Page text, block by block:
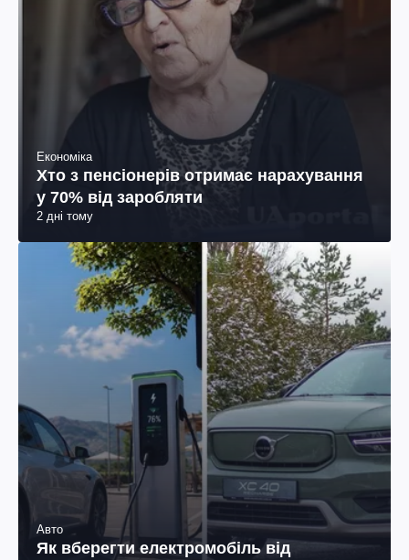
Економіка
Хто з пенсіонерів отримає нарахування
у 70% від заробляти
2 дні тому
Авто
Як вберегти електромобіль від